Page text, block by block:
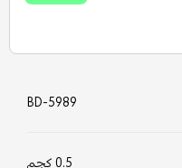
BD-5989
0.5 كجم